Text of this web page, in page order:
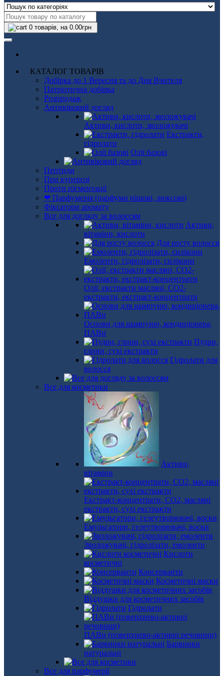
0 товарів, на 0.00грн
КАТАЛОГ ТОВАРІВ
Добірка до 1 Вересня та до Дня Вчителя
Патріотична добірка
Розпродаж
Антивіковий догляд
Активи, кислоти, зволожувачі
Екстракти,
гідролати
Олії базові
Пептиди
При куперозі
Проти пігментації
❤ Парфумерія (парфуми нішові, люксові)
Фіксатори аромату
Все для догляду за волоссям
Активи,
вітаміни, кислоти
Для росту волосся
Емоленти, гідролізати, силікони
Олії, екстракти масляні, СО2-
екстракти, екстракт-концентрати
Основи для шампуню, кондиціонера,
ПАВи
Пудри,
глини, сухі екстракти
Гідролати для
волосся
Все для косметики
Активи,
вітаміни
Екстракт-концентрати, СО2, масляні
екстракти, сухі екстракти
Емульгатори, гелеутворювачі, воски
Зволожувачі, гідролізати, емоленти
Кислоти
косметичні
Консерванти
Косметичні маски
Віддушки для косметичних засобів
Гідролати
ПАВи (поверхнево-активні речовини)
Барвники
натуральні
Все для парфумерії